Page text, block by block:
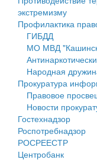
Деятельность МУ
Нормативы
Правила
Генеральные
Проекты
Собрание депутатов
Городское
экстремизму
Профилактика
ГИБДД
МО МВД
Народная
Прокуратура
Правовое
Новости
Гостехнадзор
Роспотребнадзор
РОСРЕЕСТР
Центробанк